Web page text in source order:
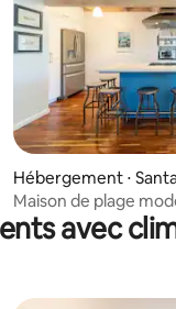
sur 5
sur la base
Hébergement ⋅
Maison de plage
pas des plages/
avec